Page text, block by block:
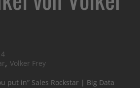
,Volker Frey
put in” Sales Rockstar | Big Data